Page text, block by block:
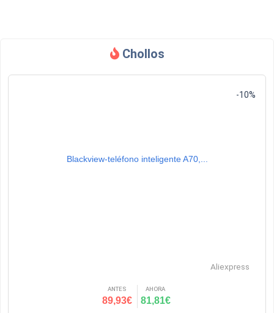
Chollos
Blackview-teléfono inteligente A70,...
Aliexpress
ANTES
89,93€
AHORA
81,81€
-10%